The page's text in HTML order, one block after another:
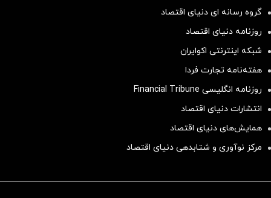
گروه رسانه ای دنیای اقتصاد
روزنامه دنیای اقتصاد
شبکه اینترنتی اکوایران
هفته‌نامه تجارت فردا
روزنامه انگلیسی Financial Tribune
انتشارات دنیای اقتصاد
همایش‌های دنیای اقتصاد
مرکز نوآوری و شتابدهی دنیای اقتصاد